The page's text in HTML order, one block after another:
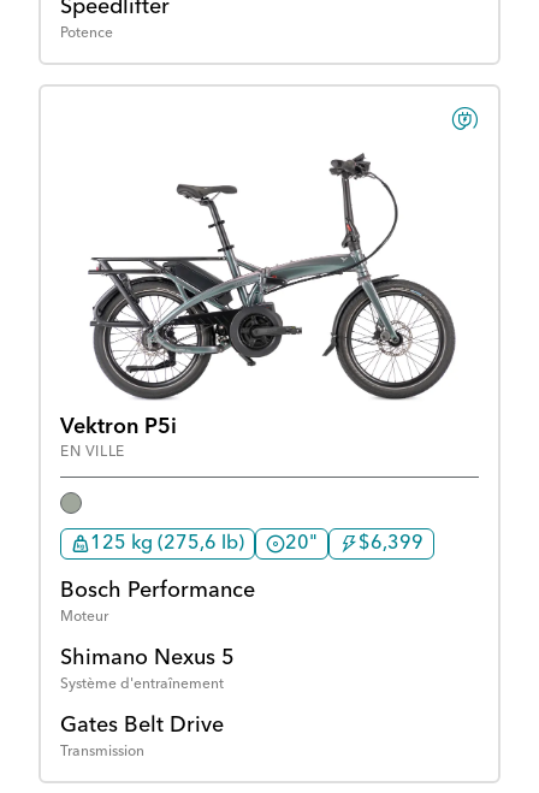
Speedlifter
Potence
Vektron P5i
EN VILLE
125 kg (275,6 lb) 20" $6,399
Bosch Performance
Moteur
Shimano Nexus 5
Système d'entraînement
Gates Belt Drive
Transmission